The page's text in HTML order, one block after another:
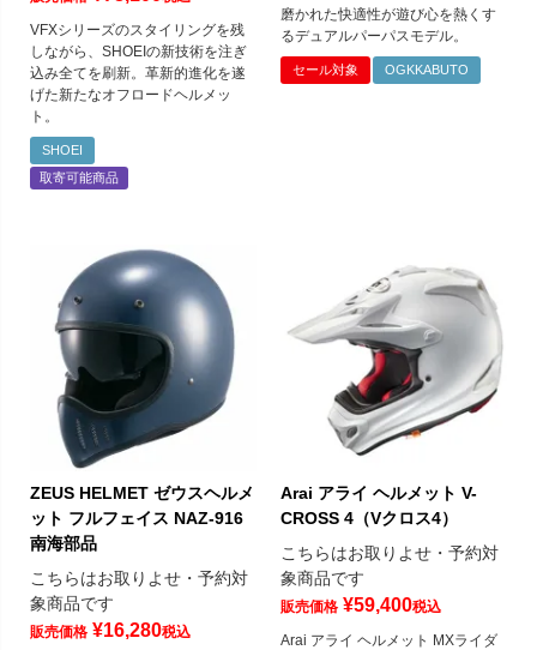
VFXシリーズのスタイリングを残
しながら、SHOEIの新技術を注ぎ
込み全てを刷新。革新的進化を遂
げた新たなオフロードヘルメッ
ト。
SHOEI
取寄可能商品
磨かれた快適性が遊び心を熱くす
るデュアルパーパスモデル。
セール対象 OGKKABUTO
ZEUS HELMET ゼウスヘルメ
ット フルフェイス NAZ-916
南海部品
こちらはお取りよせ・予約対
象商品です
販売価格 ¥16,280税込
Arai アライ ヘルメット V-
CROSS 4（Vクロス4）
こちらはお取りよせ・予約対
象商品です
販売価格 ¥59,400税込
Arai アライ ヘルメット MXライダ